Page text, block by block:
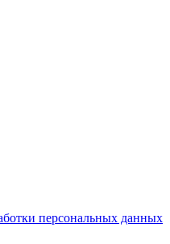
персональных данных